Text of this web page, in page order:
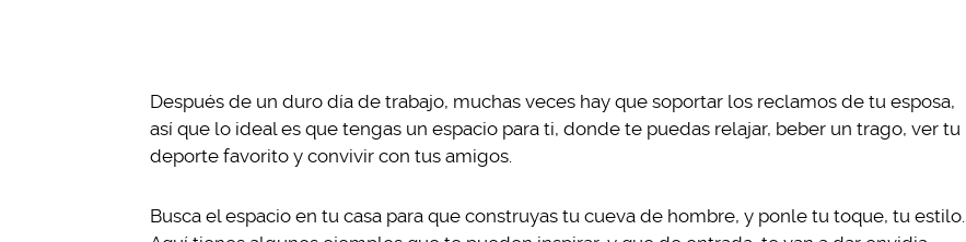
Después de un duro día de trabajo, muchas veces hay que soportar los reclamos de tu esposa,
así que lo ideal es que tengas un espacio para ti, donde te puedas relajar, beber un trago, ver tu
deporte favorito y convivir con tus amigos.
Busca el espacio en tu casa para que construyas tu cueva de hombre, y ponle tu toque, tu estilo.